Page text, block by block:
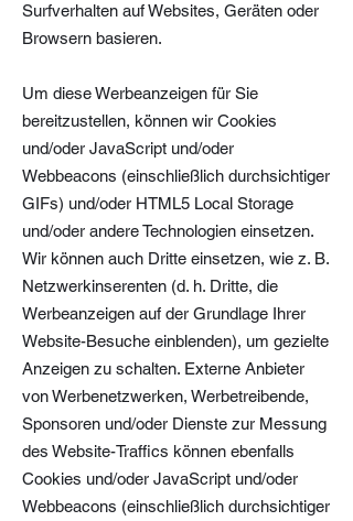
Surfverhalten auf Websites, Geräten oder
Browsern basieren.
Um diese Werbeanzeigen für Sie
bereitzustellen, können wir Cookies
und/oder JavaScript und/oder
Webbeacons (einschließlich durchsichtiger
GIFs) und/oder HTML5 Local Storage
und/oder andere Technologien einsetzen.
Wir können auch Dritte einsetzen, wie z. B.
Netzwerkinserenten (d. h. Dritte, die
Werbeanzeigen auf der Grundlage Ihrer
Website-Besuche einblenden), um gezielte
Anzeigen zu schalten. Externe Anbieter
von Werbenetzwerken, Werbetreibende,
Sponsoren und/oder Dienste zur Messung
des Website-Traffics können ebenfalls
Cookies und/oder JavaScript und/oder
Webbeacons (einschließlich durchsichtiger